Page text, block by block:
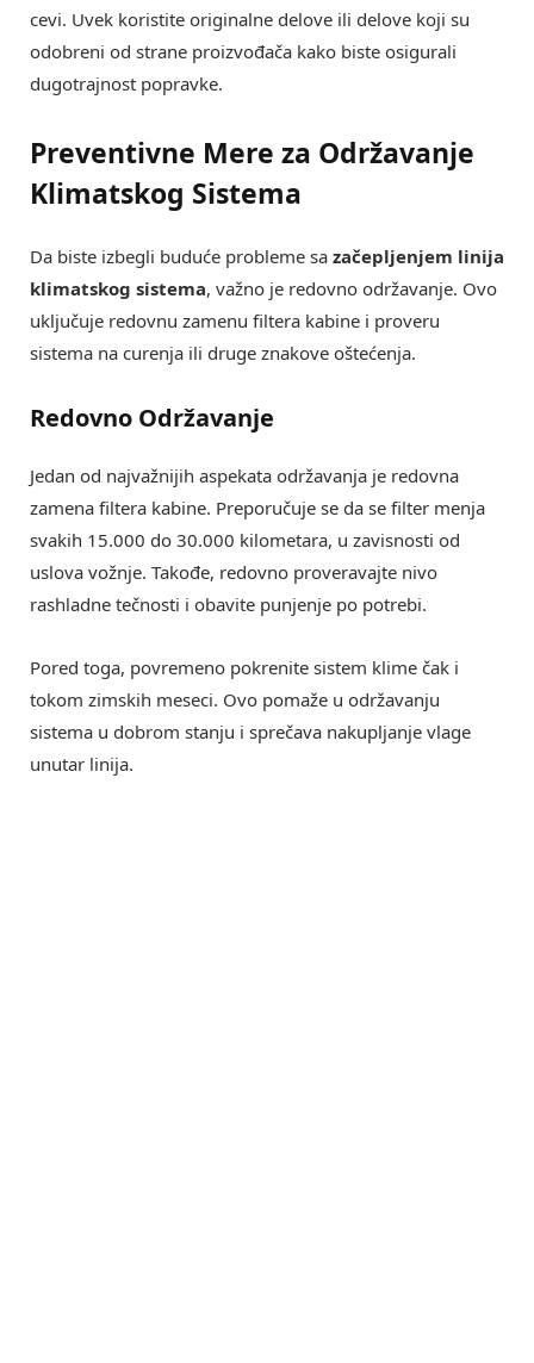
cevi. Uvek koristite originalne delove ili delove koji su
odobreni od strane proizvođača kako biste osigurali
dugotrajnost popravke.
Preventivne Mere za Održavanje
Klimatskog Sistema
Da biste izbegli buduće probleme sa začepljenjem linija
klimatskog sistema, važno je redovno održavanje. Ovo
uključuje redovnu zamenu filtera kabine i proveru
sistema na curenja ili druge znakove oštećenja.
Redovno Održavanje
Jedan od najvažnijih aspekata održavanja je redovna
zamena filtera kabine. Preporučuje se da se filter menja
svakih 15.000 do 30.000 kilometara, u zavisnosti od
uslova vožnje. Takođe, redovno proveravajte nivo
rashladne tečnosti i obavite punjenje po potrebi.
Pored toga, povremeno pokrenite sistem klime čak i
tokom zimskih meseci. Ovo pomaže u održavanju
sistema u dobrom stanju i sprečava nakupljanje vlage
unutar linija.